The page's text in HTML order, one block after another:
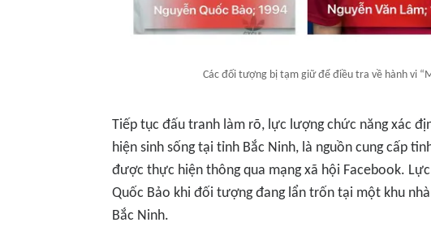
Các đối tượng bị tạm giữ để điều tra về hành vi
Tiếp tục đấu tranh làm rõ, lực lượng chức năng xác
hiện sinh sống tại tỉnh Bắc Ninh, là nguồn cung cấp
được thực hiện thông qua mạng xã hội Facebook.
Quốc Bảo khi đối tượng đang lẩn trốn tại một khu
Bắc Ninh.